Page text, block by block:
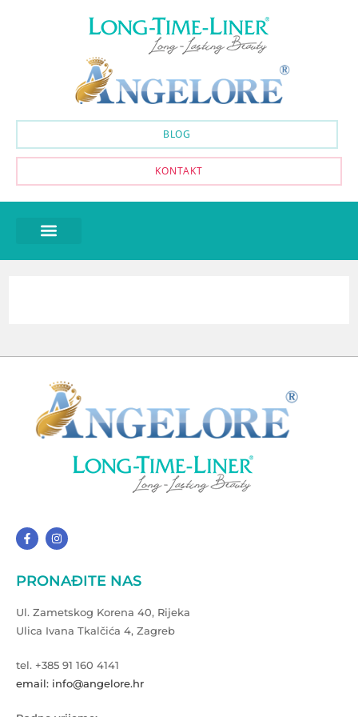
BLOG
KONTAKT
PRONAĐITE NAS
Ul. Zametskog Korena 40, Rijeka
Ulica Ivana Tkalčića 4, Zagreb
tel. +385 91 160 4141
email: info@angelore.hr